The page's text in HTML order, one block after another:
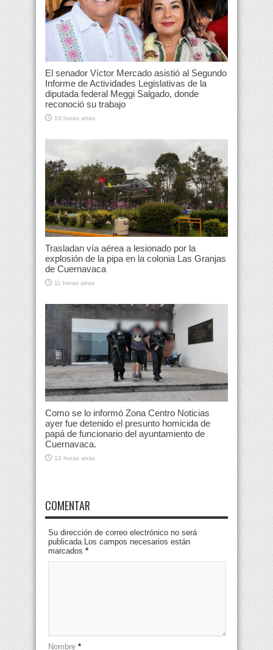
El senador Víctor Mercado asistió al Segundo
Informe de Actividades Legislativas de la
diputada federal Meggi Salgado, donde
reconoció su trabajo
10 horas atras
Trasladan vía aérea a lesionado por la
explosión de la pipa en la colonia Las Granjas
de Cuernavaca
11 horas atras
Como se lo informó Zona Centro Noticias
ayer fue detenido el presunto homicida de
papá de funcionario del ayuntamiento de
Cuernavaca.
12 horas atras
COMENTAR
Su dirección de correo electrónico no será
publicada.Los campos necesarios están
marcados *
Nombre *